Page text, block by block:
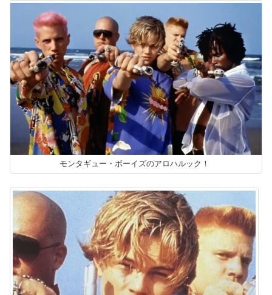
モンタギュー・ボーイズのアロハルック！